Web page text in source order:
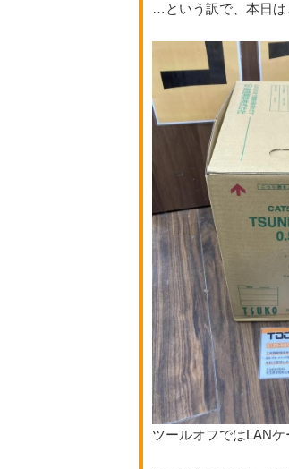
…という訳で、本日
ツールオフではLANケ